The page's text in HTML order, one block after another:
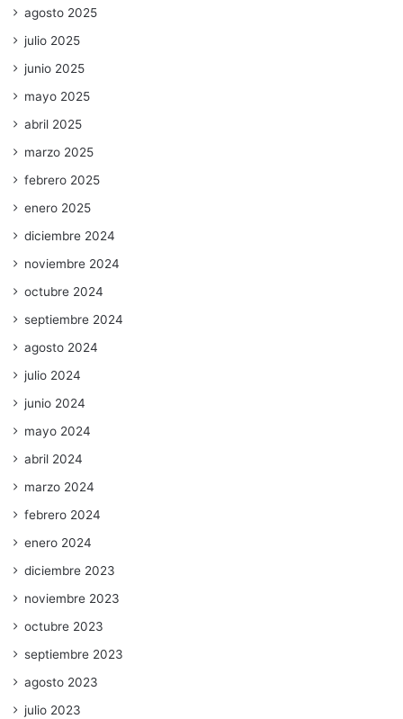
agosto 2025
julio 2025
junio 2025
mayo 2025
abril 2025
marzo 2025
febrero 2025
enero 2025
diciembre 2024
noviembre 2024
octubre 2024
septiembre 2024
agosto 2024
julio 2024
junio 2024
mayo 2024
abril 2024
marzo 2024
febrero 2024
enero 2024
diciembre 2023
noviembre 2023
octubre 2023
septiembre 2023
agosto 2023
julio 2023